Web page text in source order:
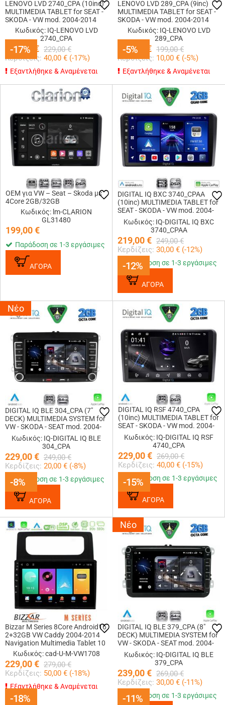
-17%
LENOVO LVD 2740_CPA (10inc)
MULTIMEDIA TABLET for SEAT -
SKODA - VW mod. 2004-2014
Κωδικός: IQ-LENOVO LVD
2740_CPA
189,00 € 229,00 €
Κερδίζεις: 40,00 € (-17%)
-17%
Εξαντλήθηκε & Αναμένεται
-5%
LENOVO LVD 289_CPA (9inc)
MULTIMEDIA TABLET for SEAT -
SKODA - VW mod. 2004-2014
Κωδικός: IQ-LENOVO LVD
289_CPA
189,00 € 199,00 €
Κερδίζεις: 10,00 € (-5%)
-5%
Εξαντλήθηκε & Αναμένεται
OEM για VW – Seat – Skoda με
4Core 2GB/32GB
Κωδικός: lm-CLARION
GL31480
199,00€
Παράδοση σε 1-3 εργάσιμες
ΑΓΟΡΑ -12%
DIGITAL IQ BXC 3740_CPAA
(10inc) MULTIMEDIA TABLET for
SEAT - SKODA - VW mod. 2004-
2014
Κωδικός: IQ-DIGITAL IQ BXC
3740_CPAA
219,00€ 249,00 €
Κερδίζεις: 30,00 € (-12%)
-12%
Παράδοση σε 1-3 εργάσιμες
ΑΓΟΡΑ
Νέο
-8%
DIGITAL IQ BLE 304_CPA (7"
DECK) MULTIMEDIA SYSTEM for
VW - SKODA - SEAT mod. 2004-
2014Κωδικός: IQ-DIGITAL IQ BLE
304_CPA
229,00€ 249,00 €
Κερδίζεις: 20,00 € (-8%)
-8%
Παράδοση σε 1-3 εργάσιμες
ΑΓΟΡΑ
-15%
DIGITAL IQ RSF 4740_CPA
(10inc) MULTIMEDIA TABLET for
SEAT - SKODA - VW mod. 2004-
2014
Κωδικός: IQ-DIGITAL IQ RSF
4740_CPA
229,00€ 269,00 €
Κερδίζεις: 40,00 € (-15%)
-15%
Παράδοση σε 1-3 εργάσιμες
ΑΓΟΡΑ
-18%
Bizzar M Series 8Core Android16
2+32GB VW Caddy 2004-2014
Navigation Multimedia Tablet 10
Κωδικός: cad-U-M-VW1708
229,00€ 279,00 €
Κερδίζεις: 50,00 € (-18%)
-18%
Εξαντλήθηκε & Αναμένεται
Νέο
-11%
DIGITAL IQ BLE 379_CPA (8"
DECK) MULTIMEDIA SYSTEM for
VW - SKODA - SEAT mod. 2004-
2014Κωδικός: IQ-DIGITAL IQ BLE
379_CPA
239,00€ 269,00 €
Κερδίζεις: 30,00 € (-11%)
-11%
Παράδοση σε 1-3 εργάσιμες